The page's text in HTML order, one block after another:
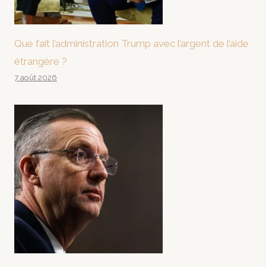
Que fait l’administration Trump avec l’argent de l’aide
étrangère ?
7 août 2026